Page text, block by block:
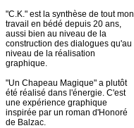
"C.K." est la synthèse de tout mon
travail en bédé depuis 20 ans,
aussi bien au niveau de la
construction des dialogues qu'au
niveau de la réalisation
graphique.
"Un Chapeau Magique" a plutôt
été réalisé dans l'énergie. C'est
une expérience graphique
inspirée par un roman d'Honoré
de Balzac.